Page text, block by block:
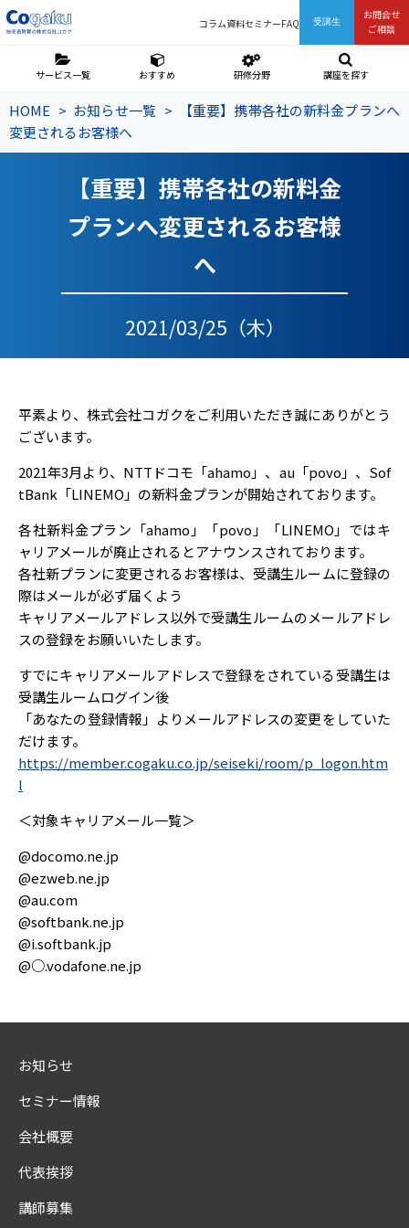
コラム資料セミナーFAQ 受講生
お問合せ
ご相談
サービス一覧 おすすめ 研修分野 講座を探す
HOME お知らせ一覧
【重要】携帯各社の新料金プランへ
変更されるお客様へ
【重要】携帯各社の新料金
プランへ変更されるお客様
へ
2021/03/25（木）
平素より、株式会社コガクをご利用いただき誠にありがとう
ございます。
2021年3月より、NTTドコモ「ahamo」、au「povo」、Sof
tBank「LINEMO」の新料金プランが開始されております。
各社新料金プラン「ahamo」「povo」「LINEMO」ではキ
ャリアメールが廃止されるとアナウンスされております。
各社新プランに変更されるお客様は、受講生ルームに登録の
際はメールが必ず届くよう
キャリアメールアドレス以外で受講生ルームのメールアドレ
スの登録をお願いいたします。
すでにキャリアメールアドレスで登録をされている受講生は
受講生ルームログイン後
「あなたの登録情報」よりメールアドレスの変更をしていた
だけます。
https://member.cogaku.co.jp/seiseki/room/p_logon.htm
l
＜対象キャリアメール一覧＞
@docomo.ne.jp
@ezweb.ne.jp
@au.com
@softbank.ne.jp
@i.softbank.jp
@○.vodafone.ne.jp
お知らせ
セミナー情報
会社概要
代表挨拶
講師募集